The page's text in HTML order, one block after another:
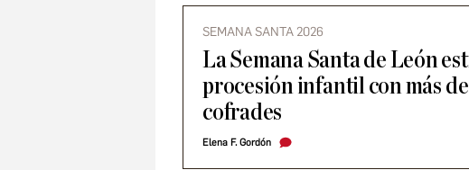
SEMANA SANTA 2026
La Semana Santa de León
procesión infantil con más
cofrades
Elena F. Gordón